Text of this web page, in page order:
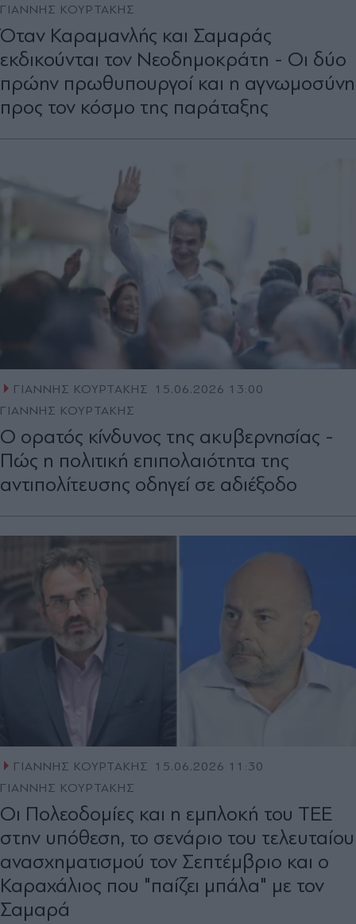
ΓΙΑΝΝΗΣ ΚΟΥΡΤΑΚΗΣ
Όταν Καραµανλής και Σαµαράς
εκδικούνται τον Νεοδηµοκράτη - Οι δύο
πρώην πρωθυπουργοί και η αγνωμοσύνη
προς τον κόσμο της παράταξης
ΓΙΑΝΝΗΣ ΚΟΥΡΤΑΚΗΣ
15.06.2026 13:00
ΓΙΑΝΝΗΣ ΚΟΥΡΤΑΚΗΣ
Ο ορατός κίνδυνος της ακυβερνησίας -
Πώς η πολιτική επιπολαιότητα της
αντιπολίτευσης οδηγεί σε αδιέξοδο
ΓΙΑΝΝΗΣ ΚΟΥΡΤΑΚΗΣ
15.06.2026 11:30
ΓΙΑΝΝΗΣ ΚΟΥΡΤΑΚΗΣ
Οι Πολεοδοµίες και η εµπλοκή του ΤΕΕ
στην υπόθεση, το σενάριο του τελευταίου
ανασχηµατισµού τον Σεπτέµβριο και ο
Καραχάλιος που "παίζει μπάλα" με τον
Σαμαρά